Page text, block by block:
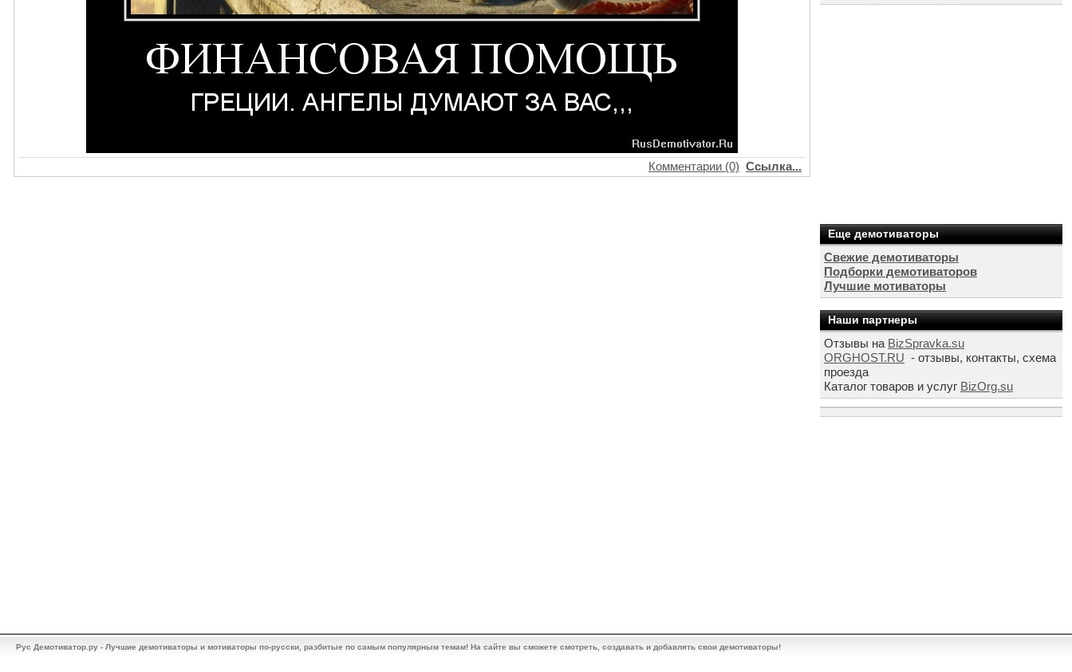
Комментарии (0) Ссылка...
Еще демотиваторы
Свежие демотиваторы
Подборки демотиваторов
Лучшие мотиваторы
Наши партнеры
Отзывы на BizSpravka.su
ORGHOST.RU - отзывы, контакты, схема
проезда
Каталог товаров и услуг BizOrg.su
Рус Демотиватор.ру - Лучшие демотиваторы и мотиваторы по-русски, разбитые по самым популярным темам! На сайте вы сможете смотреть, создавать и добавлять свои демотиваторы!